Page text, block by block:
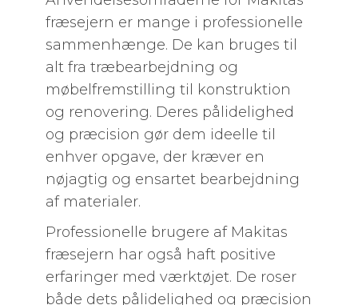
fræsejern er mange i professionelle
sammenhænge. De kan bruges til
alt fra træbearbejdning og
møbelfremstilling til konstruktion
og renovering. Deres pålidelighed
og præcision gør dem ideelle til
enhver opgave, der kræver en
nøjagtig og ensartet bearbejdning
af materialer.
Professionelle brugere af Makitas
fræsejern har også haft positive
erfaringer med værktøjet. De roser
både dets pålidelighed og præcision